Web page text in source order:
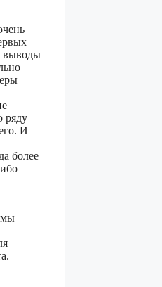
выводы
ряду
И
более